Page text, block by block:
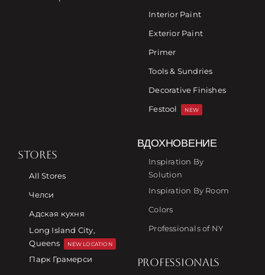
Interior Paint
Exterior Paint
Primer
Tools & Sundries
Decorative Finishes
Festool
NEW
STORES
All Stores
Челси
Адская кухня
Long Island City,
Queens
NEW LOCATION
Парк Грамерси
ВДОХНОВЕНИЕ
Inspiration By
Solution
Inspiration By Room
Colors
Professionals of NY
PROFESSIONALS